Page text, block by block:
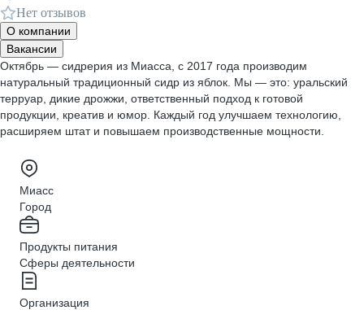
Нет отзывов
О компании
Вакансии
Октябрь — сидрерия из Миасса, с 2017 года производим
натуральный традиционный сидр из яблок. Мы — это: уральский
терруар, дикие дрожжи, ответственный подход к готовой
продукции, креатив и юмор. Каждый год улучшаем технологию,
расширяем штат и повышаем производственные мощности.
Миасс
Город
Продукты питания
Сферы деятельности
Организация